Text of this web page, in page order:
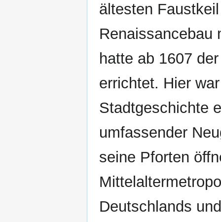
ältesten
Renaissancebau
hatte ab 1607
errichtet. Hier
Stadtgeschichte
umfassender
seine Pforten
Deutschlands